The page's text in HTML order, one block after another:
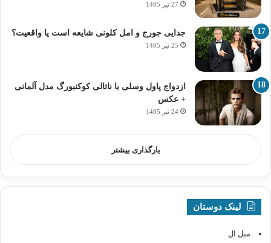
27 تیر 1405
جدایی جورج و امل کلونی شایعه است یا واقعیت؟
25 تیر 1405
ازدواج پاول وسلی با ناتالی کوکنبورگ مدل آلمانی
+ عکس
24 تیر 1405
بارگذاری بیشتر
لینک دوستان
مبل ال